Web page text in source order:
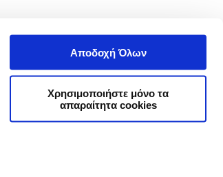
Αποδοχή Όλων
Χρησιμοποιήστε μόνο τα
απαραίτητα cookies